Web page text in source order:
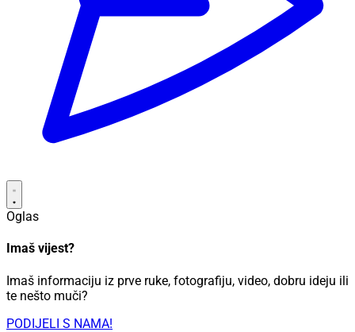
Oglas
Imaš vijest?
Imaš informaciju iz prve ruke, fotografiju, video, dobru ideju ili
te nešto muči?
PODIJELI S NAMA!